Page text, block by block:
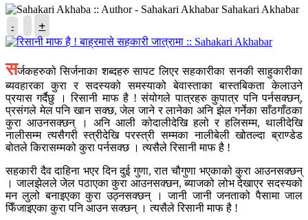
Sahakari Akhabar
- +
सर्जकहरुको सिर्जनाका शब्दहरु सापट लिएर सहकारीका सनकी साहुकारीका
ब्यवहारका कुरा र सदस्यको समस्याको बेवास्ताका बास्तबिकता केलाउने
प्रयास गर्दैछु । रिसानी माफ है ! संयोगले पात्रहरु कुपात्र पनि पर्नसक्छन्,
प्रसंगले मेल पनि खान सक्छ, जेल जाने र लानेका अनि झेल गर्नेका साँठगाँठका
कुरा आउनसक्छन् । अनि आली कोदालीदेखि हलो र हलिसम्म, थालीदेखि
नालीसम्म त्यसैगरी स्त्रीदेखि परस्त्री सम्मका नालीबेली खोतल्दा ब्राण्डेड
बोतले किरासम्मको कुरा पर्नसक्छ । त्यसैले रिसानी माफ है !
सहकारी दैव दाहिना भएर दिन दुई गुणा, रात चौगुणा भएकाको कुरा आउनसक्छन्
। जालझेलले जेल पठाएका कुरा आउनसक्छन, ब्याजको लोभ देखाएर सदस्यको
मन लुलो बनाइएका कुरा उठ्नसक्छन् । जानी जानी जनताको पैसामा जाल
फिँजाइएका कुरा पनि आउन सक्छन् । त्यसैले रिसानी माफ है !